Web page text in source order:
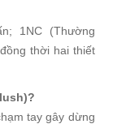
1NC (Thường
thời hai thiết
tay gây dừng